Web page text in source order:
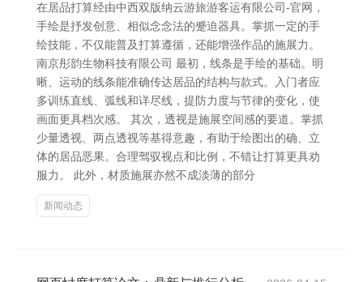
在居品打算经由中西双版纳云游旅游客运有限公司-官网，
手绘是抒发创意、相似念念法的蹙迫器具。掌抓一定的手
绘技能，不仅能普及打算遵循，还能增强作品的施展力。
南京彤韵生物科技有限公司 最初，线条是手绘的基础。明
晰、运动的线条能准确传达居品的结构与款式。入门者应
多训练直线、弧线和详尽线，提防力度与节律的变化，使
画面更具档次感。 其次，透视是施展空间感的要道。掌抓
少量透视、两点透视等基得意趣，有助于绘图出的确、立
体的居品恶果。合理驾驭视点和比例，不错让打算更具劝
服力。 此外，材质施展亦然不成淡薄的部分
新闻动态